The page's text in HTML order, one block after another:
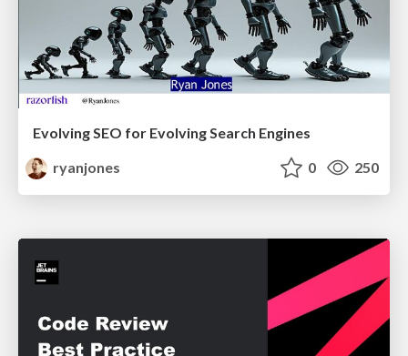
Evolving SEO for Evolving Search Engines
ryanjones
0 250